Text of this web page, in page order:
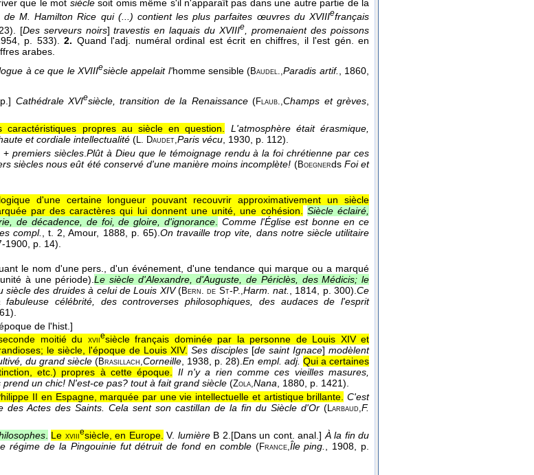
que le mot sièclesoit omis même s'il n'apparaît pas dans une autre partie de la
de M. Hamilton Rice qui (...) contient les plus parfaites œuvres du XVIIIefrançais
[Des serveurs noirs]travestis en laquais du XVIIIe
, promenaient des poissons
p. 533). 2. Quand l'adj. numéral ordinal est écrit en chiffres, il l'est gén. en
arabes.
à ce que le XVIIIesiècle appelait l'homme sensible (Baudel.,Paradis artif. , 1860
Cathédrale XVIesiècle, transition de la Renaissance(Flaub.,Champs et grèves
caractéristiques propres au siècle en question.
L'atmosphère était érasmique,
et cordiale intellectualité ( L. Daudet, Paris vécu , 1930 , p. 112).
+premiers siècles .Plût à Dieu que le témoignage rendu à la foi chrétienne par ces
siècles nous eût été conservé d'une manière moins incomplète! (Boegnerds Foi et
d'une certaine longueur pouvant recouvrir approximativement un siècle
par des caractères qui lui donnent une unité, une cohésion.
Siècle éclairé,
de décadence, de foi, de gloire, d'ignorance
Comme l'Église est bonne en ce
compl. , t. 2, Amour, 1888, p. 65). On travaille trop vite, dans notre siècle utilitaire
1900 , p. 14).
le nom d'une pers., d'un événement, d'une tendance qui marque ou a marqué
à une période).Le siècle d'Alexandre, d'Auguste, de Périclès, des Médicis; le
siècle des druides à celui de Louis XIV(Bern. de St- P., Harm. nat. , 1814 , p. 300).Ce
célébrité, des controverses philosophiques, des audaces de l'esprit
de l'hist.]
moitié du xviiesiècle français dominée par la personne de Louis XIV et
le siècle, l'époque de Louis XIV. Ses disciples [de saint Ignace] modèlent
du grand siècle(Brasillach,Corneille, 1938, p. 28).En empl. adj. Qui a certaines
etc.) propres à cette époque. Il n'y a rien comme ces vieilles masures,
un chic! N'est-ce pas? tout à fait grand siècle (Zola,Nana, 1880, p. 1421).
II en Espagne, marquée par une vie intellectuelle et artistique brillante. C'est
des Actes des Saints. Cela sent son castillan de la fin du Siècle d'Or (Larbaud,F.
. Le xviiiesiècle, en Europe. V. lumièreB 2. [Dans un cont. anal.] À la fin du
régime de la Pingouinie fut détruit de fond en comble(France,Île ping. , 1908 , p.